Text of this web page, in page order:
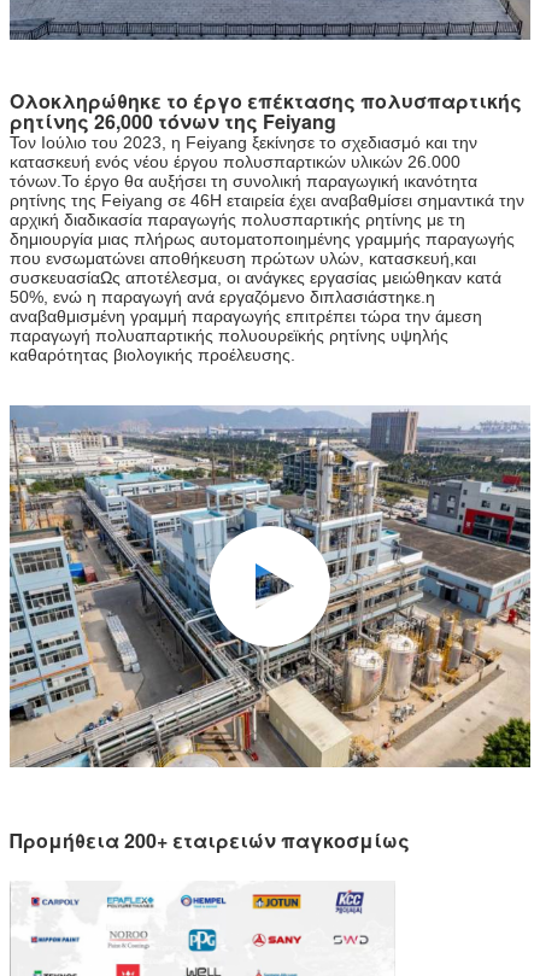
Ολοκληρώθηκε το έργο επέκτασης πολυσπαρτικής
ρητίνης 26,000 τόνων της Feiyang
Τον Ιούλιο του 2023, η Feiyang ξεκίνησε το σχεδιασμό και την
κατασκευή ενός νέου έργου πολυσπαρτικών υλικών 26.000
τόνων.Το έργο θα αυξήσει τη συνολική παραγωγική ικανότητα
ρητίνης της Feiyang σε 46Η εταιρεία έχει αναβαθμίσει σημαντικά την
αρχική διαδικασία παραγωγής πολυσπαρτικής ρητίνης με τη
δημιουργία μιας πλήρως αυτοματοποιημένης γραμμής παραγωγής
που ενσωματώνει αποθήκευση πρώτων υλών, κατασκευή,και
συσκευασίαΩς αποτέλεσμα, οι ανάγκες εργασίας μειώθηκαν κατά
50%, ενώ η παραγωγή ανά εργαζόμενο διπλασιάστηκε.η
αναβαθμισμένη γραμμή παραγωγής επιτρέπει τώρα την άμεση
παραγωγή πολυαπαρτικής πολυουρεϊκής ρητίνης υψηλής
καθαρότητας βιολογικής προέλευσης.
Προμήθεια 200+ εταιρειών παγκοσμίως